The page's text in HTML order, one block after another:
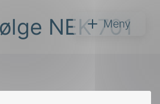
Meny
NEK 701